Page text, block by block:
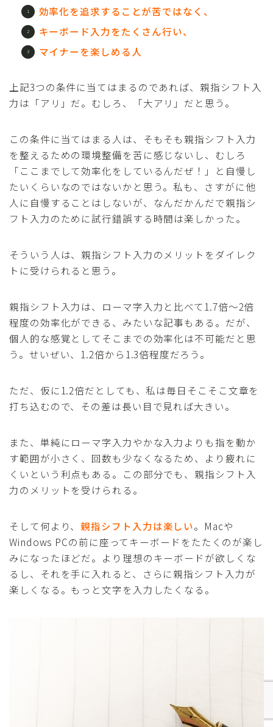
効率化を追求することが苦ではなく、
キーボード入力をたくさん行い、
マイナーを楽しめる人
上記3つの条件に当てはまるのであれば、親指シフト入
力は「アリ」だ。むしろ、「大アリ」だと思う。
この条件に当てはまる人は、そもそも親指シフト入力
を整えるための環境整備を苦に感じないし、むしろ
「ここまでして効率化をしているんだぜ！」と自慢し
たいくらいなのではないかと思う。私も、さすがに他
人に自慢することはしないが、なんだかんだで親指シ
フト入力のために試行錯誤する時間は楽しかった。
そういう人は、親指シフト入力のメリットをダイレク
トに受けられると思う。
親指シフト入力は、ローマ字入力と比べて1.7倍〜2倍
程度の効率化ができる、みたいな記事もある。だが、
個人的な感覚としてそこまでの効率化は不可能だと思
う。せいぜい、1.2倍から1.3倍程度だろう。
ただ、仮に1.2倍だとしても、私は毎日そこそこ文章を
打ち込むので、その差は長い目で見れば大きい。
また、単純にローマ字入力やかな入力よりも指を動か
す範囲が小さく、回数も少なくなるため、より疲れに
くいという利点もある。この部分でも、親指シフト入
力のメリットを受けられる。
そして何より、親指シフト入力は楽しい。Macや
Windows PCの前に座ってキーボードをたたくのが楽し
みになったほどだ。より理想のキーボードが欲しくな
るし、それを手に入れると、さらに親指シフト入力が
楽しくなる。もっと文字を入力したくなる。